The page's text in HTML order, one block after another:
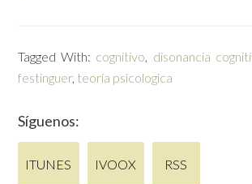
Tagged With: cognitivo, disonancia
festinguer, teoría psicologica
Síguenos:
ITUNES IVOOX RSS